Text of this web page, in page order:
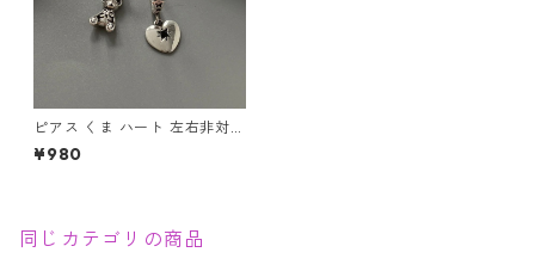
ピアス くま ハート 左右非対称
チャーム シルバー 地雷系 韓国
アシメ レディースアクセサリ
¥980
同じカテゴリの商品